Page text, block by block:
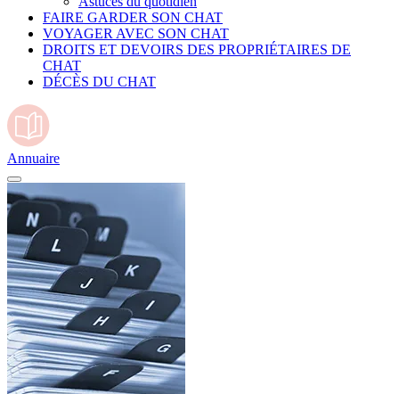
FAIRE GARDER SON CHAT
VOYAGER AVEC SON CHAT
DROITS ET DEVOIRS DES PROPRIÉTAIRES DE
CHAT
DÉCÈS DU CHAT
Annuaire